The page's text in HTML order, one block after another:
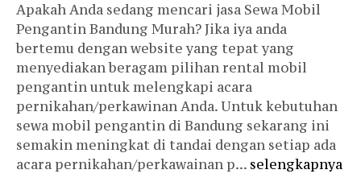
Apakah Anda sedang mencari jasa Sewa Mobil
Pengantin Bandung Murah? Jika iya anda
bertemu dengan website yang tepat yang
menyediakan beragam pilihan rental mobil
pengantin untuk melengkapi acara
pernikahan/perkawinan Anda. Untuk kebutuhan
sewa mobil pengantin di Bandung sekarang ini
semakin meningkat di tandai dengan setiap ada
acara pernikahan/perkawainan p... selengkapnya